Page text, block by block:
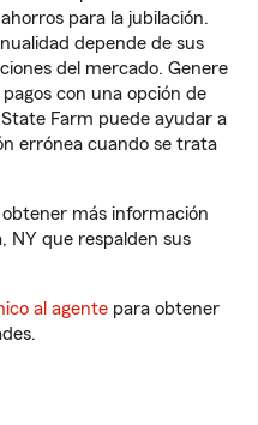
para la jubilación.
depende de sus
del mercado. Genere
con una opción de
Farm puede ayudar a
errónea cuando se trata
más información
NY que respalden sus
al agente para obtener